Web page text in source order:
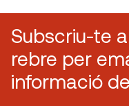
Subscriu-te
rebre per
informació